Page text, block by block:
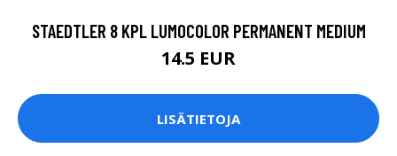
STAEDTLER 8 KPL LUMOCOLOR PERMANENT MEDIUM
14.5 EUR
LISÄTIETOJA